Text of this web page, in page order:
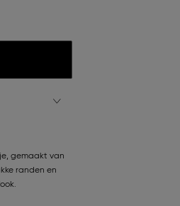
gemaakt van
randen en